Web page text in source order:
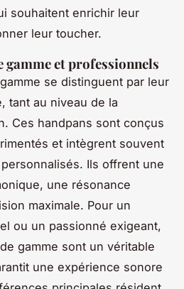
souhaitent enrichir leur
leur toucher.
et professionnels
se distinguent par leur
tant au niveau de la
Ces handpans sont conçus
et intègrent souvent
Ils offrent une
une résonance
maximale. Pour un
ou un passionné exigeant,
gamme sont un véritable
une expérience sonore